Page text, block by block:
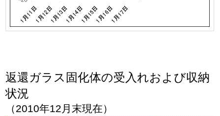
返還ガラス固化体の受入れおよび収納
状況
（2010年12月末現在）